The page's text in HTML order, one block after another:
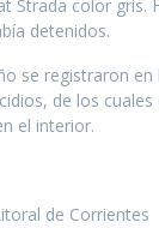
Strada color gris.
detenidos.
se registraron en
de los
el interior.
de Corrientes